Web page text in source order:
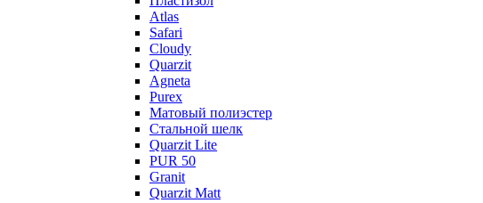
Atlas
Safari
Cloudy
Quarzit
Agneta
Purex
Матовый полиэстер
Стальной шелк
Quarzit Lite
PUR 50
Granit
Quarzit Matt